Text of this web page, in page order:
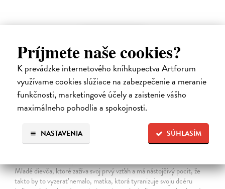
Príjmete naše cookies?
K prevádzke internetového kníhkupectva Artforum
využívame cookies slúžiace na zabezpečenie a meranie
funkčnosti, marketingové účely a zaistenie vášho
maximálneho pohodlia a spokojnosti.
SÚHLASÍM
NASTAVENIA
Iné myšlienky
Mladé dievča, ktoré zažíva svoj prvý vzťah a má nástojčivý pocit, že
takto by to vyzerať nemalo, matka, ktorá tyranizuje svoju dcéru